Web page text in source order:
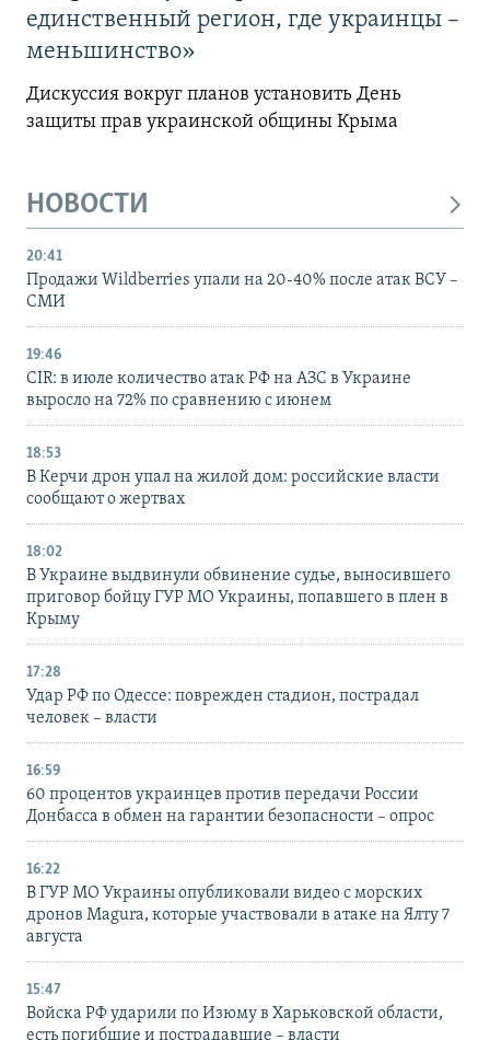
единственный регион, где украинцы –
меньшинство»
Дискуссия вокруг планов установить День
защиты прав украинской общины Крыма
НОВОСТИ
20:41
Продажи Wildberries упали на 20-40% после атак ВСУ –
СМИ
19:46
CIR: в июле количество атак РФ на АЗС в Украине
выросло на 72% по сравнению с июнем
18:53
В Керчи дрон упал на жилой дом: российские власти
сообщают о жертвах
18:02
В Украине выдвинули обвинение судье, выносившего
приговор бойцу ГУР МО Украины, попавшего в плен в
Крыму
17:28
Удар РФ по Одессе: поврежден стадион, пострадал
человек – власти
16:59
60 процентов украинцев против передачи России
Донбасса в обмен на гарантии безопасности – опрос
16:22
В ГУР МО Украины опубликовали видео с морских
дронов Magura, которые участвовали в атаке на Ялту 7
августа
15:47
Войска РФ ударили по Изюму в Харьковской области,
есть погибшие и пострадавшие – власти